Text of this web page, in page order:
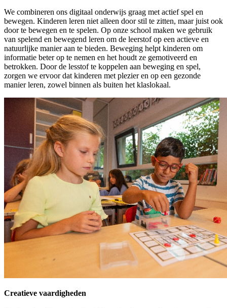
We combineren ons digitaal onderwijs graag met actief spel en
bewegen. Kinderen leren niet alleen door stil te zitten, maar juist ook
door te bewegen en te spelen. Op onze school maken we gebruik
van spelend en bewegend leren om de leerstof op een actieve en
natuurlijke manier aan te bieden. Beweging helpt kinderen om
informatie beter op te nemen en het houdt ze gemotiveerd en
betrokken. Door de lesstof te koppelen aan beweging en spel,
zorgen we ervoor dat kinderen met plezier en op een gezonde
manier leren, zowel binnen als buiten het klaslokaal.
Creatieve vaardigheden